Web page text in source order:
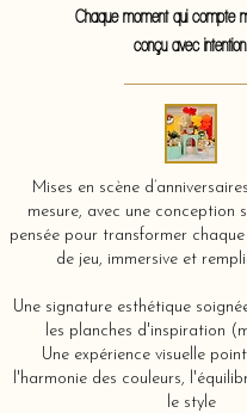
Chaque moment qui compte
conçu avec
Mises en scène
mesure, avec une conception
pensée pour transformer
de jeu, immersive et
Une signature esthétique
les planches d'inspiration
Une expérience visuelle
l'harmonie des couleurs,
le style